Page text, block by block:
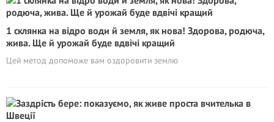
1 склянка на відро води й земля, як нова! Здорова, родюча,
жива. Ще й урожай буде вдвічі кращий
Цей метод допоможе вам оздоровити землю